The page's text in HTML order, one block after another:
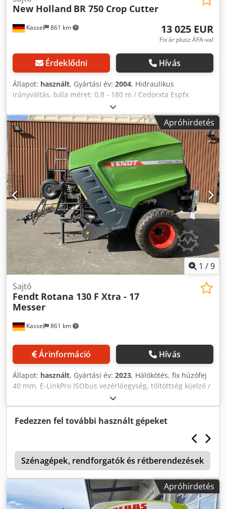
Kassel 861 km
New Holland BR 750 Crop Cutter
13 025 EUR
Fix ár plusz ÁFA-val
Érdeklődni Hívás
Állapot: használt, Gyártási év: 2004, Hidraulikus
irányváltás, bála méret: 0,8 - 180 m / Cedorxta Espfx
Apróhirdetés
1 /9
Kassel 861 km
Sajtó
Fendt Rotana 130 F Xtra - 17
Messer
Árinformáció Hívás
Állapot: használt, Gyártási év: 2023, Hálókötés, fix húzófej
40 mm, E-LinkPro ISObus vezérlőegység, töltöttség kijelző /
pick-up tapintókerekek, utánfutó tengely, 17 vakkés
tartóval, 540 fordulat/perc / sebességváltó, kiegészítő
hálótekercs-tartó, kihúzható bálakidobó / Cjdpfx Abotlq
Fedezzen fel további használt gépeket
Szénagépek, rendforgatók és rétberendezések
Apróhirdetés